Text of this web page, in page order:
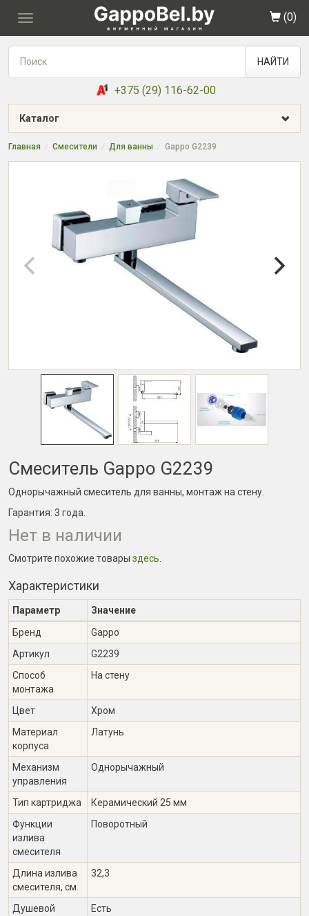
Toggle
(0)
НАЙТИ
+375 (29) 116-62-00
Каталог
Главная Смесители Для ванны Gappo G2239
Смеситель Gappo G2239
Однорычажный смеситель для ванны, монтаж на стену.
Гарантия: 3 года
Нет в наличии
Смотрите похожие товары здесь
Характеристики
Параметр
Значение
Бренд
Gappo
Артикул
G2239
Способ
монтажа
На стену
Цвет
Хром
Материал
корпуса
Латунь
Механизм
управления
Однорычажный
Тип картриджа
Керамический 25 мм
Функции
излива
смесителя
Поворотный
Длина излива
смесителя, см.
32,3
Душевой
Есть